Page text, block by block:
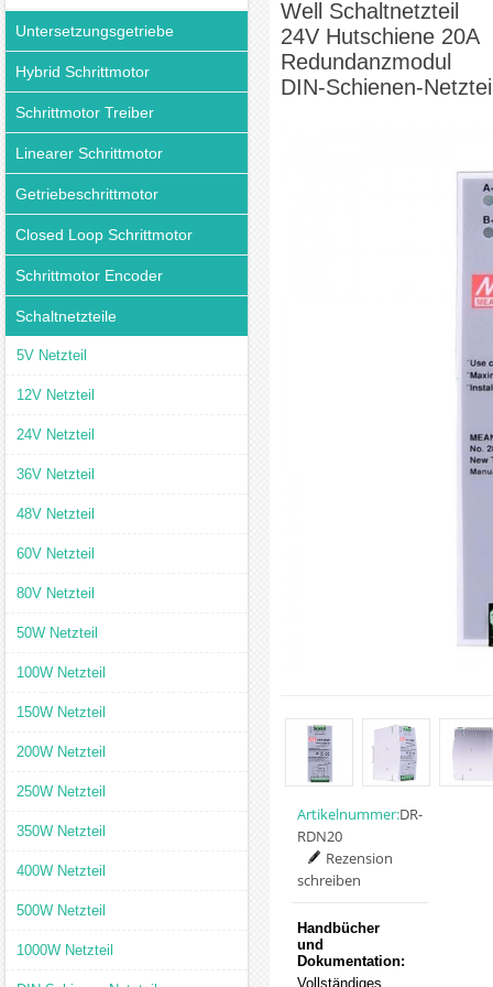
Untersetzungsgetriebe
Hybrid Schrittmotor
Schrittmotor Treiber
Linearer Schrittmotor
Getriebeschrittmotor
Closed Loop Schrittmotor
Schrittmotor Encoder
Schaltnetzteile
5V Netzteil
12V Netzteil
24V Netzteil
36V Netzteil
48V Netzteil
60V Netzteil
80V Netzteil
50W Netzteil
100W Netzteil
150W Netzteil
200W Netzteil
250W Netzteil
350W Netzteil
400W Netzteil
500W Netzteil
1000W Netzteil
Well Schaltnetzteil
24V Hutschiene 20A
Redundanzmodul
DIN-Schienen-
Artikelnummer:DR-
RDN20
Rezension
schreiben
Handbücher
und
Dokumentation:
Vollständiges